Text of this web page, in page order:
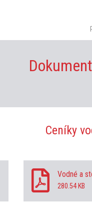
Ceníky
Vodné a
280.54 KB